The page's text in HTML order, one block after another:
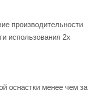
производительности
использования 2х
оснастки менее чем за